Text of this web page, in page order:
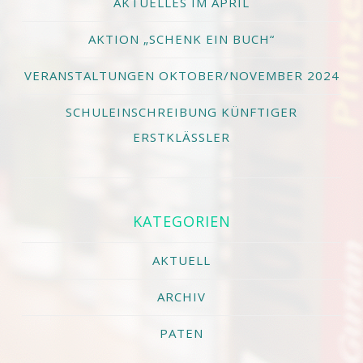
AKTION „SCHENK EIN BUCH“
VERANSTALTUNGEN OKTOBER/NOVEMBER 2024
SCHULEINSCHREIBUNG KÜNFTIGER
ERSTKLÄSSLER
KATEGORIEN
AKTUELL
ARCHIV
PATEN